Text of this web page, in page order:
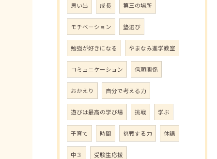
思い出 成長 第三の場所
モチベーション 塾選び
勉強が好きになる やまなみ進学教室
コミュニケーション 信頼関係
おかえり 自分で考える力
遊びは最高の学び場 挑戦 学ぶ
子育て 時間 挑戦する力 休講
中３ 受験生応援